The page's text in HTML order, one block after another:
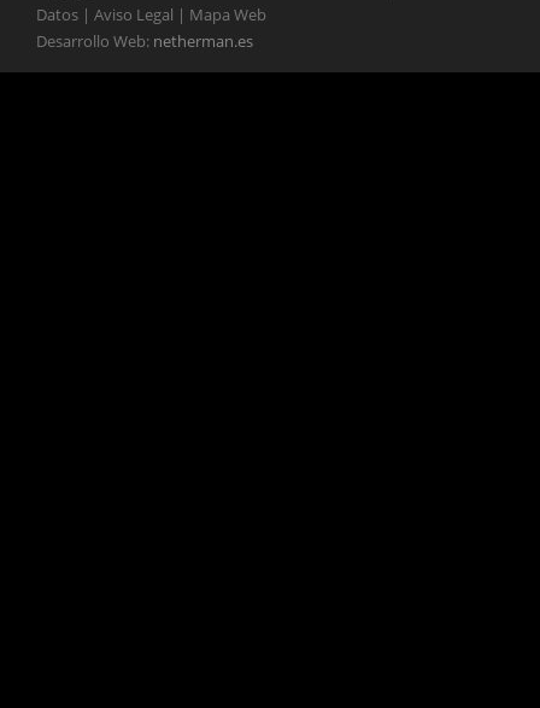
Datos | Aviso Legal | Mapa Web
Desarrollo Web: netherman.es